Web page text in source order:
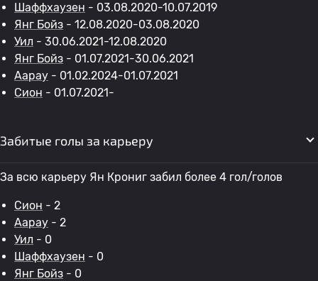
Шаффхаузен - 03.08.2020-10.07.2019
Янг Бойз - 12.08.2020-03.08.2020
Уил - 30.06.2021-12.08.2020
Янг Бойз - 01.07.2021-30.06.2021
Аарау - 01.02.2024-01.07.2021
Сион - 01.07.2021-
Забитые голы за карьеру
За всю карьеру Ян Крониг забил более 4 гол/голов
Сион - 2
Аарау - 2
Уил - 0
Шаффхаузен - 0
Янг Бойз - 0